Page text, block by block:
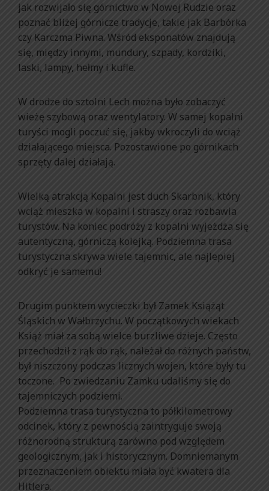
jak rozwijało się górnictwo w Nowej Rudzie oraz
poznać bliżej górnicze tradycje, takie jak Barbórka
czy Karczma Piwna. Wśród eksponatów znajdują
się, między innymi, mundury, szpady, kordziki,
laski, lampy, hełmy i kufle.
W drodze do sztolni Lech można było zobaczyć
wieżę szybową oraz wentylatory. W samej kopalni
turyści mogli poczuć się, jakby wkroczyli do wciąż
działającego miejsca. Pozostawione po górnikach
sprzęty dalej działają.
Wielką atrakcją Kopalni jest duch Skarbnik, który
wciąż mieszka w kopalni i straszy oraz rozbawia
turystów. Na koniec podróży z kopalni wyjeżdża się
autentyczną, górniczą kolejką. Podziemna trasa
turystyczna skrywa wiele tajemnic, ale najlepiej
odkryć je samemu!
Drugim punktem wycieczki był Zamek Książąt
Śląskich w Wałbrzychu. W początkowych wiekach
Książ miał za sobą wielce burzliwe dzieje. Często
przechodził z rąk do rąk, należał do różnych państw,
był niszczony podczas licznych wojen, które były tu
toczone. Po zwiedzaniu Zamku udaliśmy się do
tajemniczych podziemi.
Podziemna trasa turystyczna to półkilometrowy
odcinek, który z pewnością zaintryguje swoją
różnorodną strukturą zarówno pod względem
geologicznym, jak i historycznym. Domniemanym
przeznaczeniem obiektu miała być kwatera dla
Hitlera.